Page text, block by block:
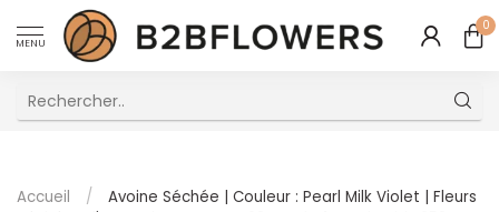
MENU
0
Accueil /
Avoine Séchée | Couleur : Pearl Milk Violet | Fleurs